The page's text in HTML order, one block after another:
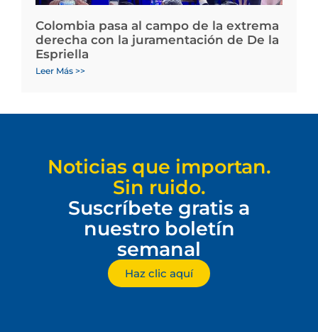
Colombia pasa al campo de la extrema
derecha con la juramentación de De la
Espriella
Leer Más >>
Noticias que importan.
Sin ruido.
Suscríbete gratis a
nuestro boletín
semanal
Haz clic aquí